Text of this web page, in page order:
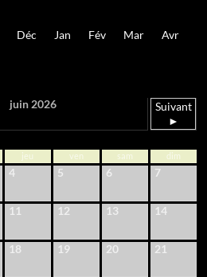
Déc Jan Fév Mar Avr
juin 2026
Suivant
►
jeu ven sam dim
4 5 6 7
11 12 13 14
18 19 20 21